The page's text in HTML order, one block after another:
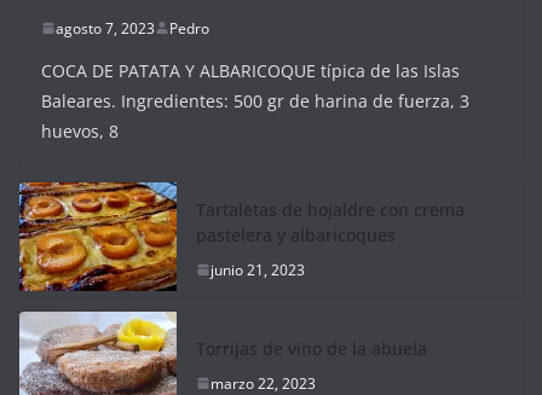
agosto 7, 2023 Pedro
COCA DE PATATA Y ALBARICOQUE típica de las Islas
Baleares. Ingredientes: 500 gr de harina de fuerza, 3
huevos, 8
Tartaletas de hojaldre con crema
pastelera y albaricoques
junio 21, 2023
Torrijas de vino de la abuela
marzo 22, 2023